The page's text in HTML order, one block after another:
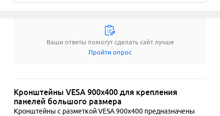
Ваши ответы помогут сделать сайт лучше
Пройти опрос
Кронштейны VESA 900x400 для крепления
панелей большого размера
Кронштейны с разметкой VESA 900x400 предназначены